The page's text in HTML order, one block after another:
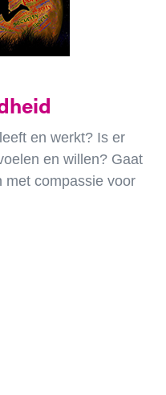
en werkt? Is er
en willen? Gaat
met compassie voor